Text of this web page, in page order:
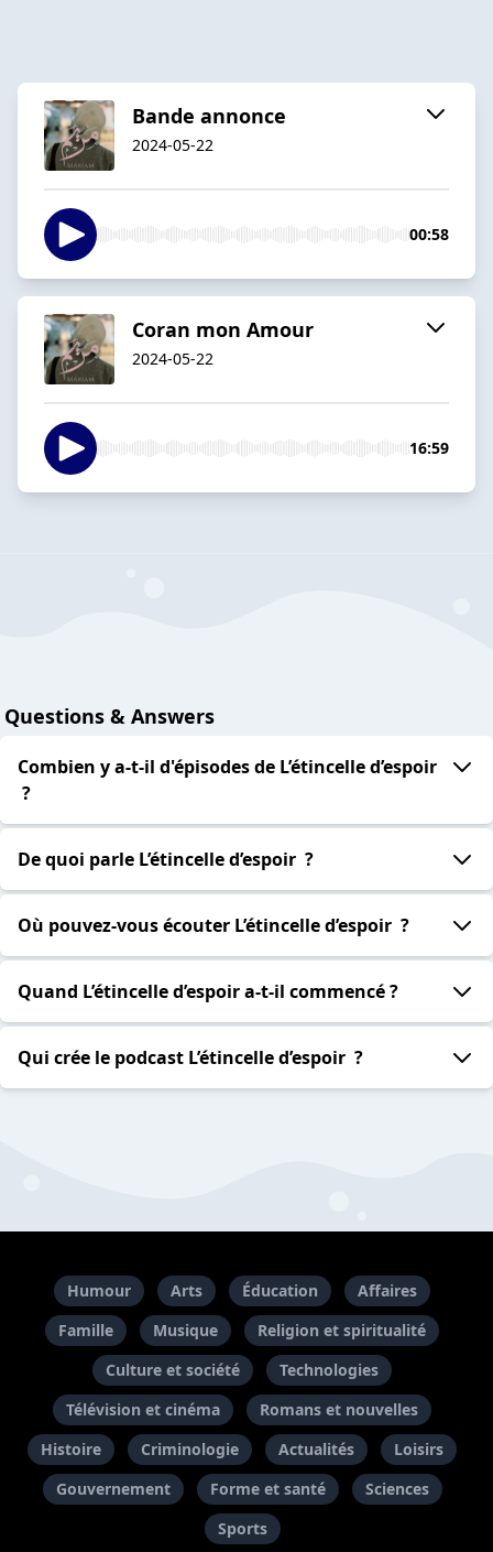
Bande annonce
2024-05-22
00:58
Coran mon Amour
2024-05-22
16:59
Questions & Answers
Combien y a-t-il d'épisodes de L’étincelle d’espoir
?
De quoi parle L’étincelle d’espoir ?
Où pouvez-vous écouter L’étincelle d’espoir ?
Quand L’étincelle d’espoir a-t-il commencé ?
Qui crée le podcast L’étincelle d’espoir ?
Humour Arts Éducation
Affaires
Famille
Musique
Religion et spiritualité
Culture et société
Technologies
Télévision et cinéma
Romans et nouvelles
Histoire
Criminologie Actualités
Loisirs
Gouvernement
Forme et santé
Sciences
Sports